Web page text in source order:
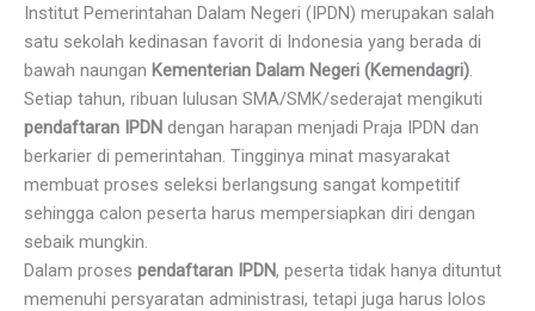
Institut Pemerintahan Dalam Negeri (IPDN) merupakan salah
satu sekolah kedinasan favorit di Indonesia yang berada di
bawah naungan Kementerian Dalam Negeri (Kemendagri)
Setiap tahun, ribuan lulusan SMA/SMK/sederajat mengikuti
pendaftaran IPDN dengan harapan menjadi Praja IPDN dan
berkarier di pemerintahan. Tingginya minat masyarakat
membuat proses seleksi berlangsung sangat kompetitif
sehingga calon peserta harus mempersiapkan diri dengan
sebaik mungkin.
Dalam proses pendaftaran IPDN, peserta tidak hanya dituntut
memenuhi persyaratan administrasi, tetapi juga harus lolos